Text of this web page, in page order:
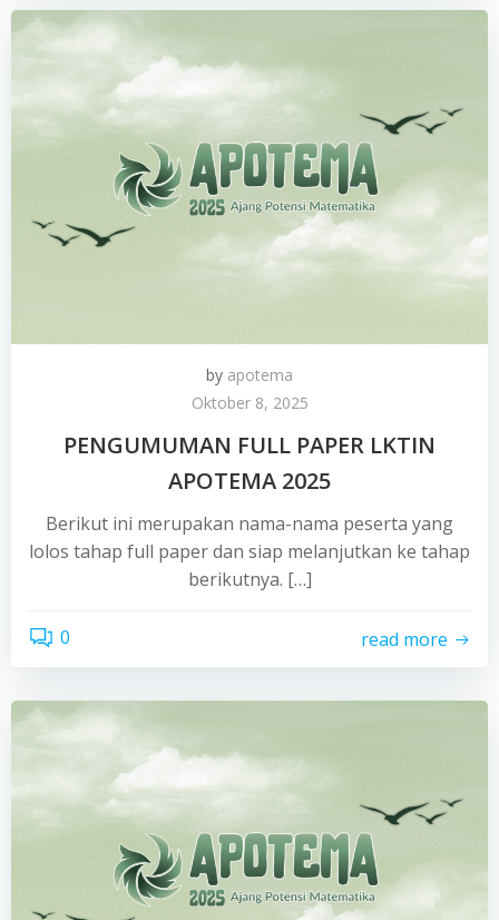
by apotema
Oktober 8, 2025
PENGUMUMAN FULL PAPER LKTIN
APOTEMA 2025
Berikut ini merupakan nama-nama peserta yang
lolos tahap full paper dan siap melanjutkan ke tahap
berikutnya. […]
0 read more